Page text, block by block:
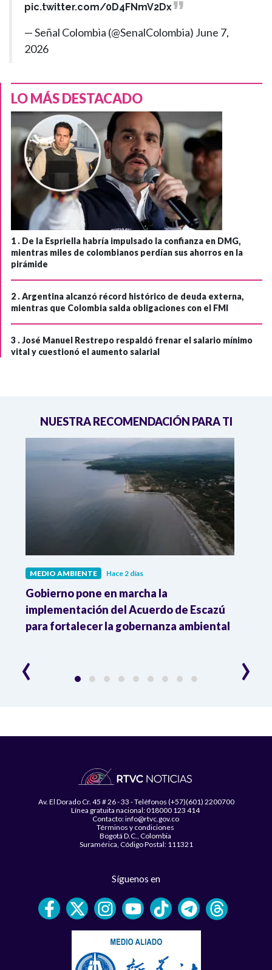
pic.twitter.com/0D4FNmV2Dx
— Señal Colombia (@SenalColombia) June 7,
2026
LO MÁS DESTACADO
1 . De la Espriella habría impulsado la confianza en DMG,
mientras miles de colombianos perdían sus ahorros en la
pirámide
2 .Argentina alcanzó récord histórico de deuda externa,
mientras que Colombia salda obligaciones con el FMI
3 .José Manuel Restrepo respaldó frenar el salario mínimo
vital y cuestionó el aumento salarial
NUESTRA RECOMENDACIÓN PARA TI
MEDIO AMBIENTE Hace 2 días
Gobierno pone en marcha la
implementación del Acuerdo de Escazú
para fortalecer la gobernanza ambiental
‹ ›
Av. El Dorado Cr. 45 # 26 - 33 - Teléfonos (+57)(601) 2200700
Línea gratuita nacional: 018000 123 414
Contacto: info@rtvc.gov.co
Términos y condiciones
Bogotá D.C., Colombia
Suramérica, Código Postal: 111321
Síguenos en